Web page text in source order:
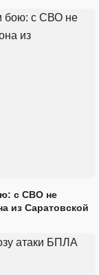
с СВО не
из Саратовской